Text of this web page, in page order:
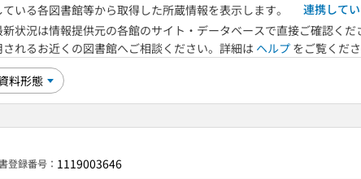
いる各図書館等から取得した所蔵情報を表示します。
連携して
状況は情報提供元の各館のサイト・データベースで直接ご確認く
れるお近くの図書館へご相談ください。詳細は ヘルプ をご覧くださ
登録番号： 1119003646